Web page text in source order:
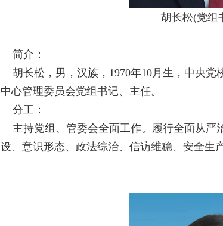
胡长松(党组
简介 ：
胡长松，男，汉族，1970年10月生，中央党
中心管理委员会党组书记、主任。
分工：
主持党组、管委会全面工作。履行全面从严
设、意识形态、政法综治、信访维稳、安全生